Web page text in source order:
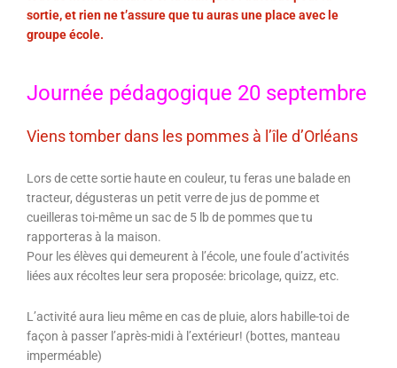
sortie, et rien ne t’assure que tu auras une place avec le
groupe école.
Journée pédagogique 20 septembre
Viens tomber dans les pommes à l’île d’Orléans
Lors de cette sortie haute en couleur, tu feras une balade en
tracteur, dégusteras un petit verre de jus de pomme et
cueilleras toi-même un sac de 5 lb de pommes que tu
rapporteras à la maison.
Pour les élèves qui demeurent à l’école, une foule d’activités
liées aux récoltes leur sera proposée: bricolage, quizz, etc.
L’activité aura lieu même en cas de pluie, alors habille-toi de
façon à passer l’après-midi à l’extérieur! (bottes, manteau
imperméable)